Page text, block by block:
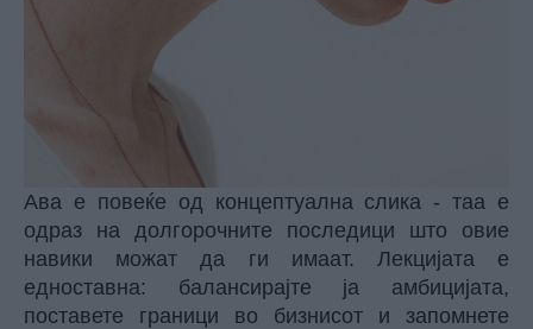
Ава е повеќе од концептуална слика - таа е
одраз на долгорочните последици што овие
навики можат да ги имаат. Лекцијата е
едноставна: балансирајте ја амбицијата,
поставете граници во бизнисот и запомнете